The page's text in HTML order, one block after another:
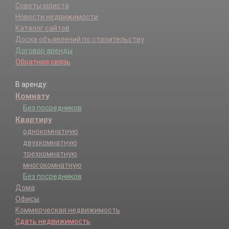
Зарайск г.
Зарайский р-н.
Звенигород г.
Ивантеевка г.
Истра г.
Истринский р-н.
Кашира-8 г.
Каширский г.о..
Климовск г.
Клин г.
Клинский р-н.
Коломенский р-н.
Коломна г.
Королев г.
Котельники г.
Красково п.
Красноармейск г.
Красногорск г.
Красногорский р-н.
Советы юриста
Новости недвижимости
Каталог сайтов
Доска объявлений по строительству
Договор аренды
Обратная связь
В аренду:
Комнату
Без посредников
Квартиру
однокомнатную
двухкомнатную
трехкомнатную
многокомнатную
Без посредников
Дома
Офисы
Коммерческая недвижимость
Сдать недвижимость